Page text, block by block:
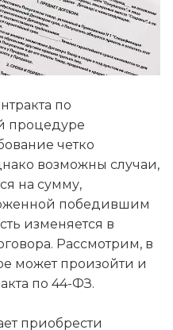
по
процедуре
четко
возможны случаи,
на сумму,
победившим
изменяется в
Рассмотрим, в
может произойти и
по 44-ФЗ.
приобрести